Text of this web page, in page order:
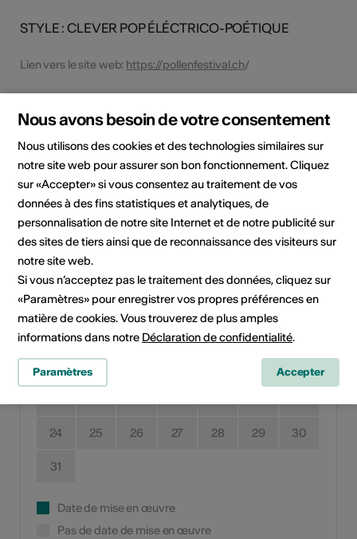
STYLE : CLEVER POP ÉLÉCTRICO-POÉTIQUE
Lien vers le site web: https://pollenfestival.ch/
Partager l'événement
Dates de l'événement
Juillet 2023
Lu Ma
1 2
3 4 5 6 7 8
24 25 26 27 28 29 30
31
Date de mise en œuvre
Pas de date de mise en œuvre
Nous avons besoin de votre consentement
Nous utilisons des cookies et des technologies similaires sur
notre site web pour assurer son bon fonctionnement. Cliquez
sur «Accepter» si vous consentez au traitement de vos
données à des fins statistiques et analytiques, de
personnalisation de notre site Internet et de notre publicité sur
des sites de tiers ainsi que de reconnaissance des visiteurs sur
notre site web.
Si vous n’acceptez pas le traitement des données, cliquez sur
«Paramètres» pour enregistrer vos propres préférences en
matière de cookies. Vous trouverez de plus amples
informations dans notre Déclaration de confidentialité.
Paramètres Accepter